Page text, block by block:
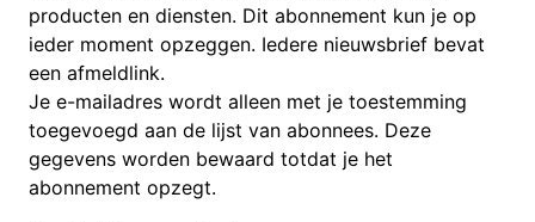
producten en diensten. Dit abonnement kun je op
ieder moment opzeggen. Iedere nieuwsbrief bevat
een afmeldlink.
Je e-mailadres wordt alleen met je toestemming
toegevoegd aan de lijst van abonnees. Deze
gegevens worden bewaard totdat je het
abonnement opzegt.